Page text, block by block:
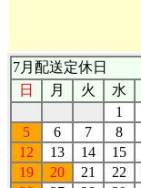
7月配送定休日
日
月 火 水
1
5
6 7 8
12
13 14 15
19
20 21 22